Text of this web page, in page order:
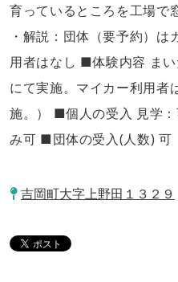
育っているところを工場で
・解説：団体（要予約）
用者はなし ■体験内容 ま
にて実施。マイカー利用者
施。） ■個人の受入 見学
み可 ■団体の受入(人数) 可
吉岡町大字上野田１３２９